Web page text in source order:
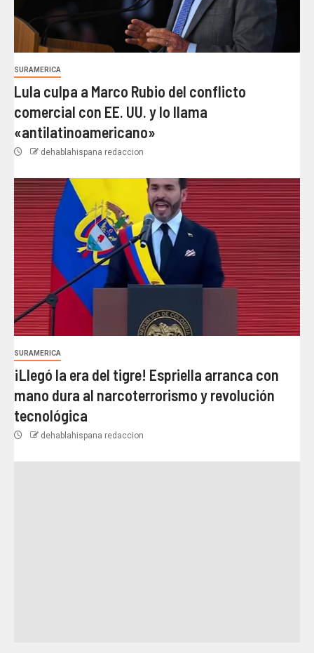
SURAMERICA
Lula culpa a Marco Rubio del conflicto
comercial con EE. UU. y lo llama
«antilatinoamericano»
dehablahispana redaccion
SURAMERICA
¡Llegó la era del tigre! Espriella arranca con
mano dura al narcoterrorismo y revolución
tecnológica
dehablahispana redaccion